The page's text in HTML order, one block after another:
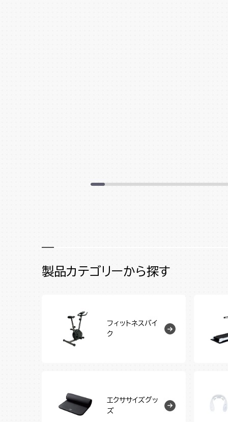
製品カテゴリーから探す
フィットネスバイ
ク
エクササイズグッ
ズ